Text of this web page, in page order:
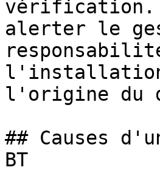
vérification.
alerter le
l'installation
l'origine du
## Causes
BT